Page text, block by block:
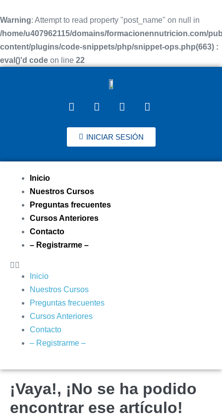
Warning: Attempt to read property "post_name" on null in
/home/u407962115/domains/formacionennutricion.com/
content/plugins/code-snippets/php/snippet-ops.php(663) :
eval()'d code on line 22
INICIAR SESIÓN
Inicio
Nuestros Cursos
Preguntas frecuentes
Cursos Anteriores
Contacto
– Registrarme –
Inicio
Nuestros Cursos
Preguntas frecuentes
Cursos Anteriores
Contacto
– Registrarme –
¡Vaya!, ¡No se ha podido
encontrar ese artículo!